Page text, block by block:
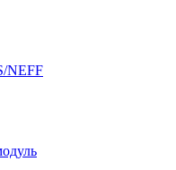
NEFF